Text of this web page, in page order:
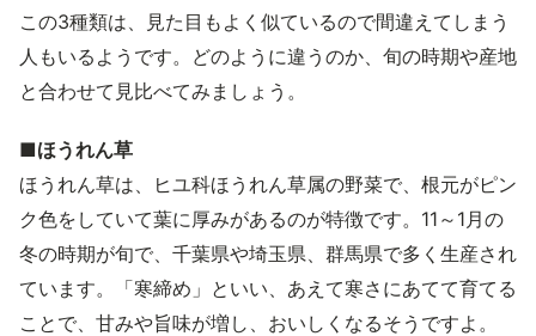
この3種類は、見た目もよく似ているので間違えてしまう
人もいるようです。どのように違うのか、旬の時期や産地
と合わせて見比べてみましょう。
■ほうれん草
ほうれん草は、ヒユ科ほうれん草属の野菜で、根元がピン
ク色をしていて葉に厚みがあるのが特徴です。11～1月の
冬の時期が旬で、千葉県や埼玉県、群馬県で多く生産され
ています。「寒締め」といい、あえて寒さにあてて育てる
ことで、甘みや旨味が増し、おいしくなるそうですよ。